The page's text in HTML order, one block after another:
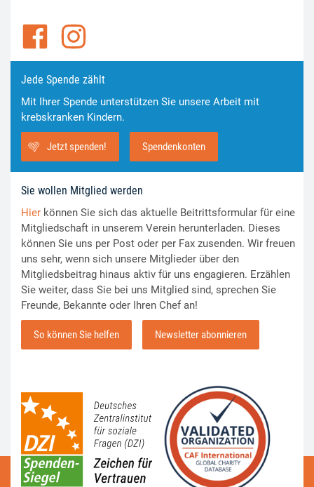
Jede Spende zählt
Mit Ihrer Spende unterstützen Sie unsere Arbeit mit
krebskranken Kindern.
Jetzt spenden! Spendenkonten
Sie wollen Mitglied werden
Hier können Sie sich das aktuelle Beitrittsformular für eine
Mitgliedschaft in unserem Verein herunterladen. Dieses
können Sie uns per Post oder per Fax zusenden. Wir freuen
uns sehr, wenn sich unsere Mitglieder über den
Mitgliedsbeitrag hinaus aktiv für uns engagieren. Erzählen
Sie weiter, dass Sie bei uns Mitglied sind, sprechen Sie
Freunde, Bekannte oder Ihren Chef an!
So können Sie helfen Newsletter abonnieren